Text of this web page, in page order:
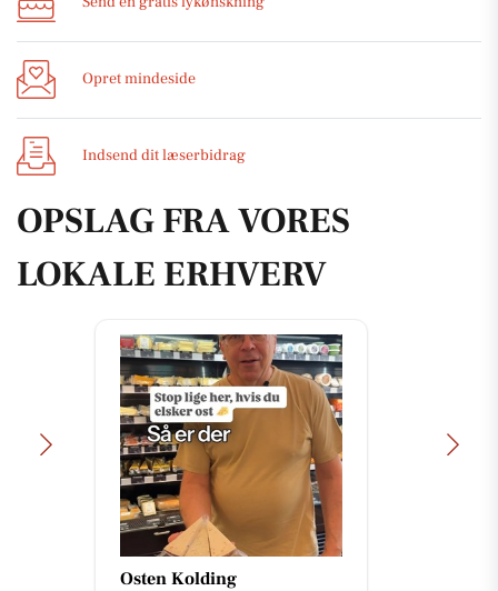
Opret mindeside
Indsend dit læserbidrag
OPSLAG FRA VORES
LOKALE ERHVERV
Detailing Center